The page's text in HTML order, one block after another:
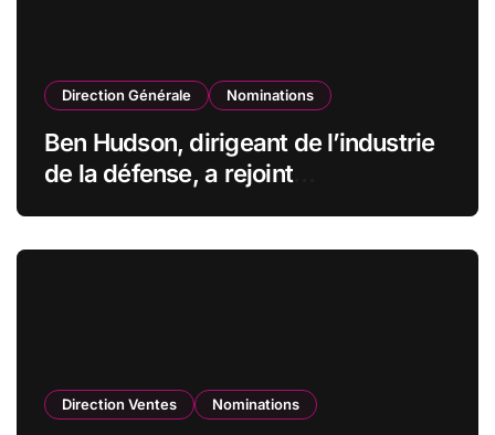
Direction Générale Nominations
Ben Hudson, dirigeant de l’industrie
de la défense, a rejoint
Direction Ventes Nominations